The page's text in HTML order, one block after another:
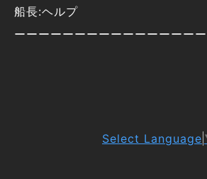
船長:ヘルプ
ーーーーーーーーーーーーーーー
Select Language